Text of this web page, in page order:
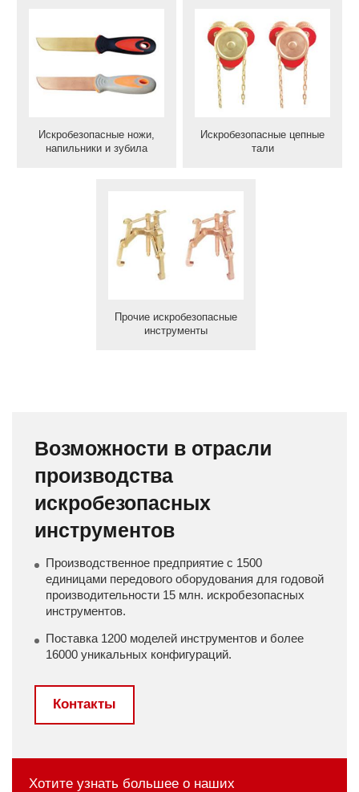
Искробезопасные ножи,
напильники и зубила
Искробезопасные цепные
тали
Прочие искробезопасные
инструменты
Возможности в отрасли
производства
искробезопасных
инструментов
Производственное предприятие с 1500
единицами передового оборудования для годовой
производительности 15 млн. искробезопасных
инструментов.
Поставка 1200 моделей инструментов и более
16000 уникальных конфигураций.
Контакты
Хотите узнать большее о наших